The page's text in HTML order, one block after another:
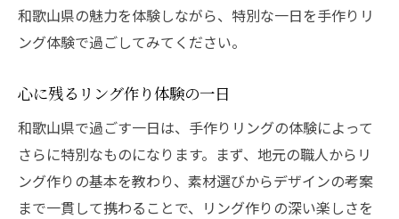
和歌山県の魅力を体験しながら、特別な一日を手作りリ
ング体験で過ごしてみてください。
心に残るリング作り体験の一日
和歌山県で過ごす一日は、手作りリングの体験によって
さらに特別なものになります。まず、地元の職人からリ
ング作りの基本を教わり、素材選びからデザインの考案
まで一貫して携わることで、リング作りの深い楽しさを